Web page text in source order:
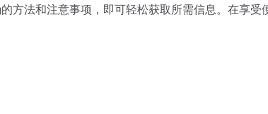
方法和注意事项，即可轻松获取所需信息。在享受